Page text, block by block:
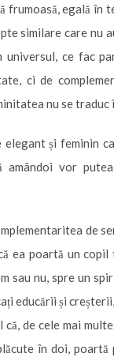
egală în
similare care nu
universul, ce fac
ci de
nu se traduc
și feminin
amândoi vor
de
ea poartă un
sau nu, spre un
educării și
de cele mai
în doi,